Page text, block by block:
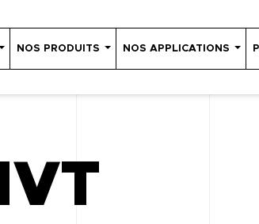
NOS PRODUITS NOS APPLICATIONS